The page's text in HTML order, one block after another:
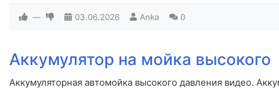
— 03.06.2026 Anka 0
Аккумулятор на мойка высокого
Аккумуляторная автомойка высокого давления видео.